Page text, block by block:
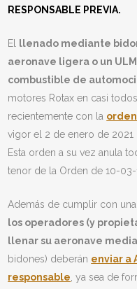
RESPONSABLE PREVIA.
El
llenado mediante
aeronave ligera o un
combustible de
motores Rotax en casi
recientemente con la
vigor el 2 de enero de 2021
Esta orden a su vez anula
tenor de la Orden de 10-03-
Además de cumplir con una
los operadores (y
llenar su aeronave
bidones) deberán enviar a
responsable , ya sea de